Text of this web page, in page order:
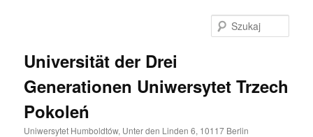
Universität der Drei
Generationen Uniwersytet Trzech
Pokoleń
Uniwersytet Humboldtów, Unter den Linden 6, 10117 Berlin